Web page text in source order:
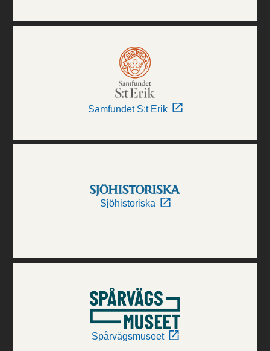
Samfundet S:t Erik
Sjöhistoriska
Spårvägsmuseet